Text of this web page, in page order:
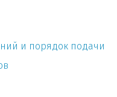
и порядок подачи